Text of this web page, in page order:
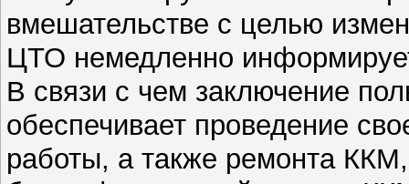
вмешательстве с целью
ЦТО немедленно
В связи с чем заключение
обеспечивает проведение
работы, а также ремонта ККМ,